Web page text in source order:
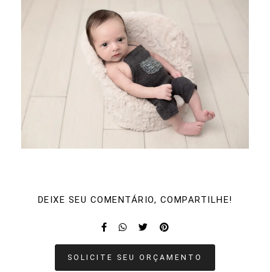
DEIXE SEU COMENTÁRIO, COMPARTILHE!
SOLICITE SEU ORÇAMENTO